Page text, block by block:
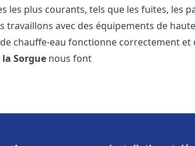
les plus courants, tels que les fuites, les
travaillons avec des équipements de
chauffe-eau fonctionne correctement et
Sorgue nous font